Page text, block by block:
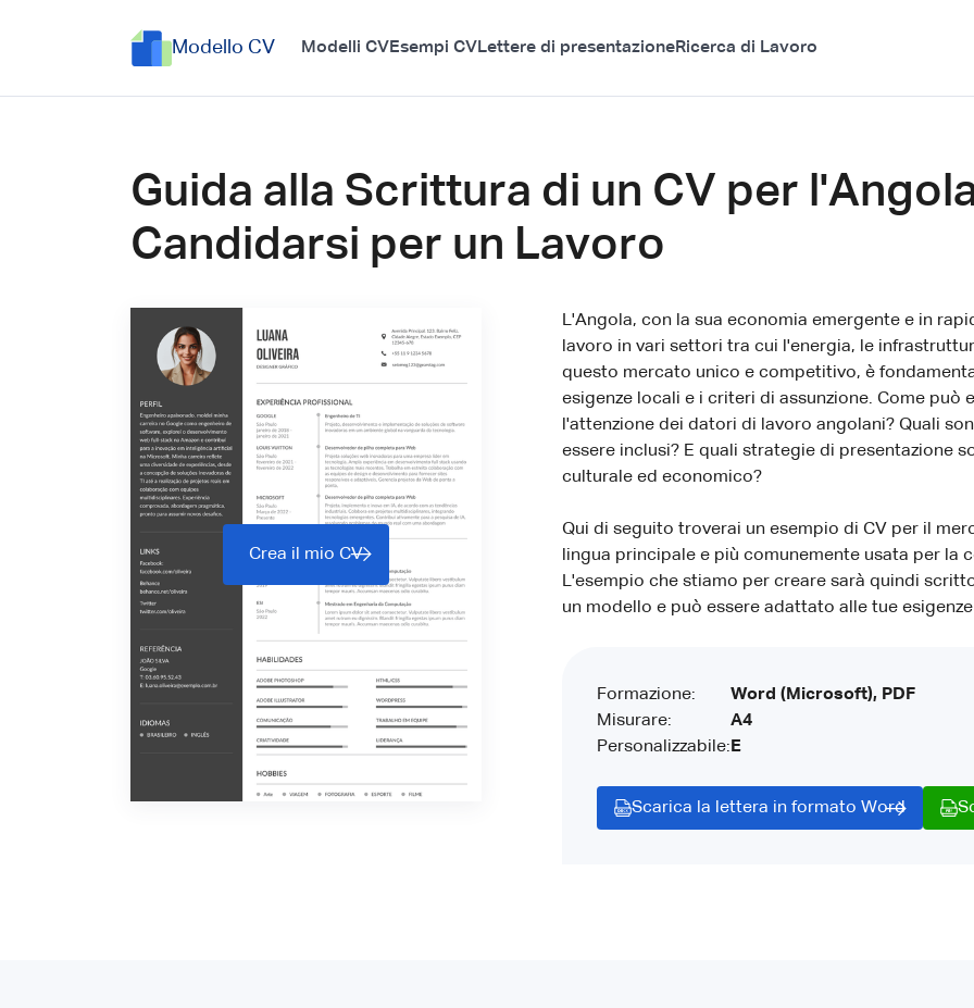
Modello CV Modelli CVEsempi CVLettere di presentazioneRicerca di Lavoro
Guida alla Scrittura di un CV per
Candidarsi per un Lavoro
Crea il mio CV
L'Angola, con la sua economia emergente e in
lavoro in vari settori tra cui l'energia, le
questo mercato unico e competitivo, è
esigenze locali e i criteri di assunzione. Come
l'attenzione dei datori di lavoro angolani? Quali
essere inclusi? E quali strategie di presentazione
culturale ed economico?
Qui di seguito troverai un esempio di CV per il
lingua principale e più comunemente usata per la
L'esempio che stiamo per creare sarà quindi
un modello e può essere adattato alle tue
Formazione:
Misurare:
Personalizzabile:
Word (Microsoft), PDF
A4
E
Scarica la lettera in formato Word